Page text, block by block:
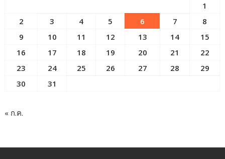
1
2
3 4 5 6 7
8
9
10 11 12 13 14
15
16
17 18 19 20 21
22
23
24 25 26 27 28
29
30
31
« ก.ค.